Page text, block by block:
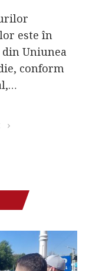
este în
din Uniunea
conform